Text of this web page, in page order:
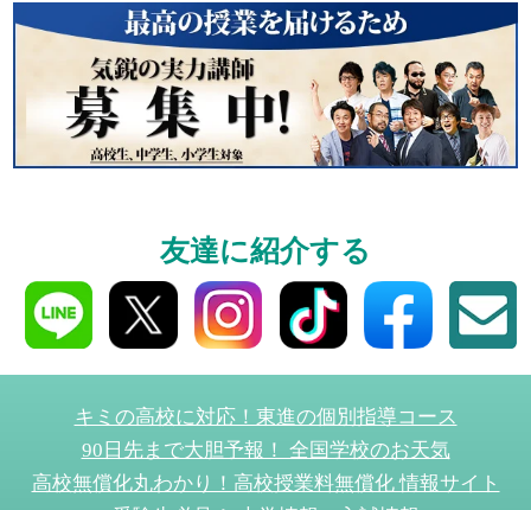
ください！
資料請求
資料請求・イベン
ら！
入学案内
全学年対象
友達に紹介する
キミの高校に対応！東進の個別指導コース
90日先まで大胆予報！ 全国学校のお天気
高校無償化丸わかり！高校授業料無償化 情報サイト